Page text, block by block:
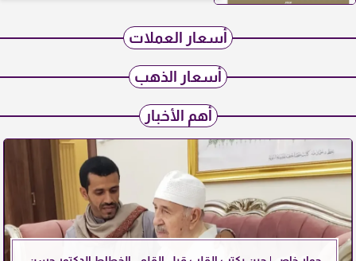
أسعار العملات
أسعار الذهب
أهم الأخبار